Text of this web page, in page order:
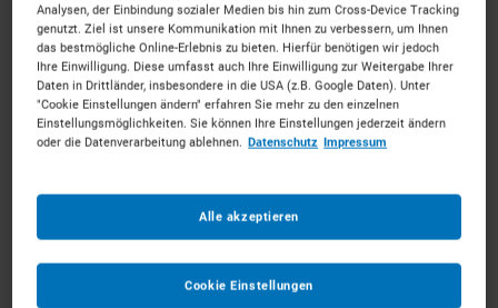
Materialcontainer mieten in Kassel
Mitten in Deutschland – ganz nah an Ihrem Projekt.
Vorhaben. Unkompliziert, zu starken Konditionen und
mit persönlichem Experten-Service.
Kassel
Analysen, der Einbindung sozialer Medien bis hin zum Cross-Device Tracking
genutzt. Ziel ist unsere Kommunikation mit Ihnen zu verbessern, um Ihnen
das bestmögliche Online-Erlebnis zu bieten. Hierfür benötigen wir jedoch
Ihre Einwilligung. Diese umfasst auch Ihre Einwilligung zur Weitergabe Ihrer
Daten in Drittländer, insbesondere in die USA (z.B. Google Daten). Unter
"Cookie Einstellungen ändern" erfahren Sie mehr zu den einzelnen
Einstellungsmöglichkeiten. Sie können Ihre Einstellungen jederzeit ändern
oder die Datenverarbeitung ablehnen. Datenschutz Impressum
Alle akzeptieren
Cookie Einstellungen